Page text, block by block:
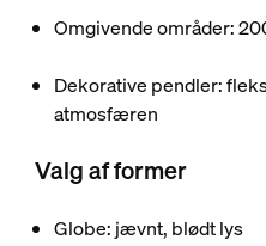
Omgivende områder:
Dekorative pendler:
atmosfæren
Valg af former
Globe: jævnt, blødt lys